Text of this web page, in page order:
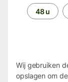
Periode48 u
Wij gebruiken
opslagen om